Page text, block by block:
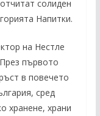
солиден
Напитки.
на Нестле
първото
в повечето
сред
хранене, храни